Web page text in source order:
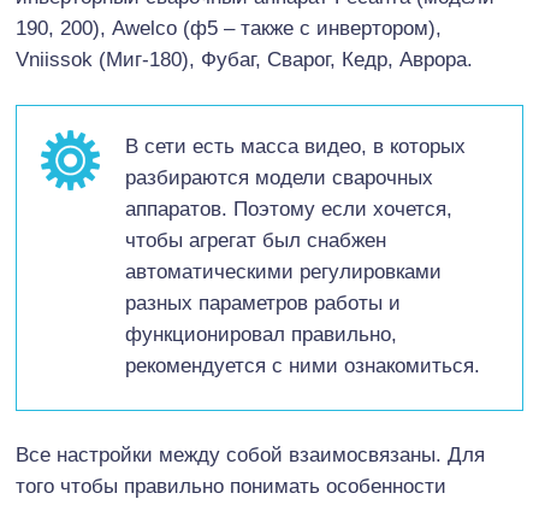
190, 200), Awelco (ф5 – также с инвертором),
Vniissok (Миг-180), Фубаг, Сварог, Кедр, Аврора.
В сети есть масса видео, в которых
разбираются модели сварочных
аппаратов. Поэтому если хочется,
чтобы агрегат был снабжен
автоматическими регулировками
разных параметров работы и
функционировал правильно,
рекомендуется с ними ознакомиться.
Все настройки между собой взаимосвязаны. Для
того чтобы правильно понимать особенности